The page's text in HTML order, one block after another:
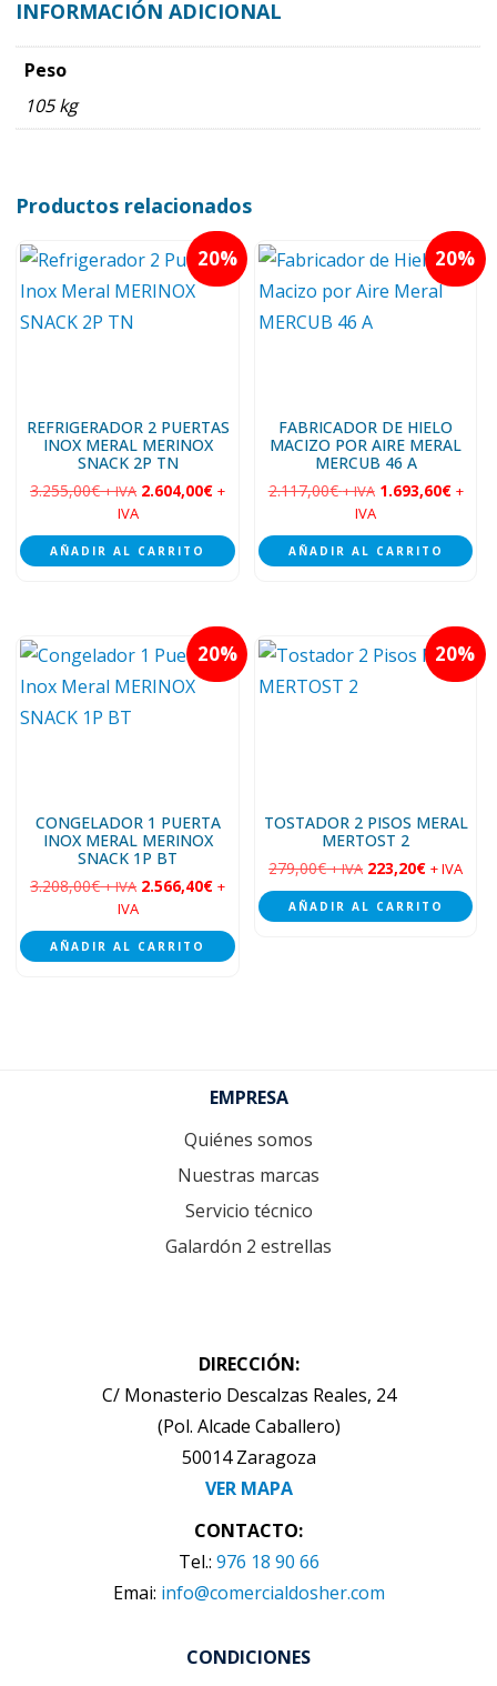
INFORMACIÓN ADICIONAL
Peso
105 kg
Productos relacionados
20
REFRIGERADOR 2 PUERTAS
INOX MERAL MERINOX
SNACK 2P TN
3.255,00€ + IVA 2.604,00€ +
IVA
AÑADIR AL CARRITO
20
FABRICADOR DE HIELO
MACIZO POR AIRE MERAL
MERCUB 46 A
2.117,00€ + IVA 1.693,60€ +
IVA
AÑADIR AL CARRITO
20
CONGELADOR 1 PUERTA
INOX MERAL MERINOX
SNACK 1P BT
3.208,00€ + IVA 2.566,40€ +
IVA
AÑADIR AL CARRITO
20
TOSTADOR 2 PISOS MERAL
MERTOST 2
279,00€ + IVA 223,20€ + IVA
AÑADIR AL CARRITO
EMPRESA
Quiénes somos
Nuestras marcas
Servicio técnico
Galardón 2 estrellas
DIRECCIÓN:
C/ Monasterio Descalzas Reales, 24
(Pol. Alcade Caballero)
50014 Zaragoza
VER MAPA
CONTACTO:
Tel.: 976 18 90 66
Emai: info@comercialdosher.com
CONDICIONES